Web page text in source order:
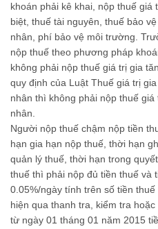
khoán phải kê khai, nộp thuế giá
biệt, thuế tài nguyên, thuế bảo
nhân, phí bảo vệ môi trường.
nộp thuế theo phương pháp
không phải nộp thuế giá trị gia
quy định của Luật Thuế giá trị
nhân thì không phải nộp thuế
nhân.
Người nộp thuế chậm nộp tiền
hạn gia hạn nộp thuế, thời hạn
quản lý thuế, thời hạn trong
thuế thì phải nộp đủ tiền thuế và
0.05%/ngày tính trên số tiền
hiện qua thanh tra, kiểm tra
từ ngày 01 tháng 01 năm 2015